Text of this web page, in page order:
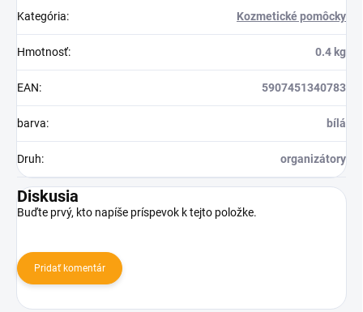
Kategória: Kozmetické pomôcky
Hmotnosť: 0.4 kg
EAN: 5907451340783
barva: bílá
Druh: organizátory
Diskusia
Buďte prvý, kto napíše príspevok k tejto položke.
Pridať komentár